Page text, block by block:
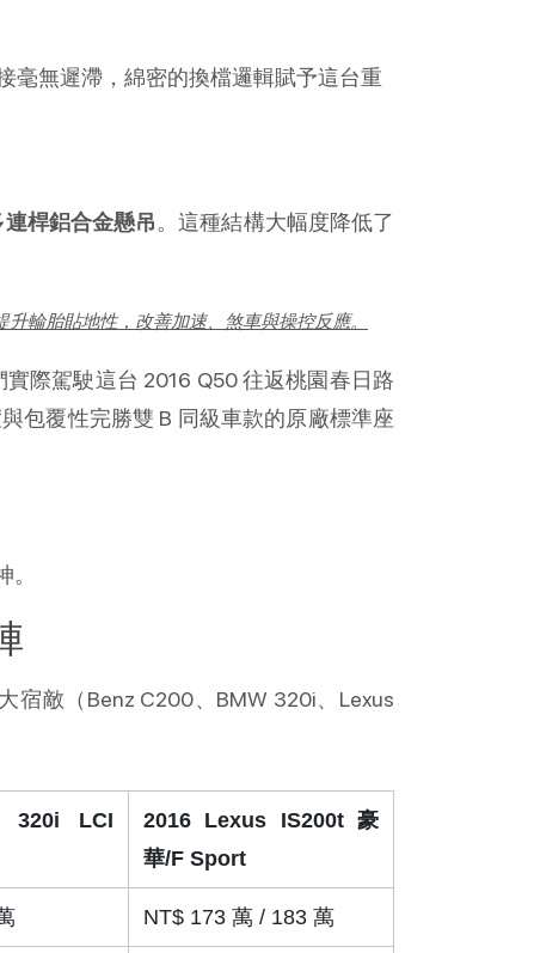
毫無遲滯，綿密的換檔邏輯賦予這台重
桿鋁合金懸吊。這種結構大幅度降低了
輪胎貼地性，改善加速、煞車與操控反應。
際駕駛這台 2016 Q50 往返桃園春日路
包覆性完勝雙 B 同級車款的原廠標準座
。
宿敵（Benz C200、BMW 320i、Lexus
320i LCI
2016 Lexus IS200t 豪
華/F Sport
NT$ 173 萬 / 183 萬